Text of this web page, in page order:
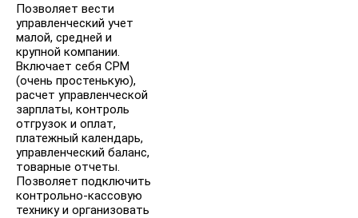
Позволяет вести
управленческий учет
малой, средней и
крупной компании.
Включает себя СРМ
(очень простенькую),
расчет управленческой
зарплаты, контроль
отгрузок и оплат,
платежный календарь,
управленческий баланс,
товарные отчеты.
Позволяет подключить
контрольно-кассовую
технику и организовать